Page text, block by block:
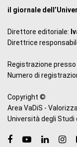
il giornale
Direttore editoriale:
Direttrice
Registrazione
Numero di
Copyright ©
Area VaDiS -
Università degli Studi